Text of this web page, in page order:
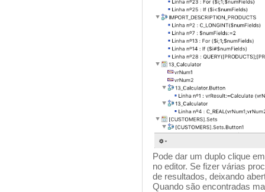
Pode dar um duplo clique
no editor. Se fizer várias
de resultados, deixando
Quando são encontradas